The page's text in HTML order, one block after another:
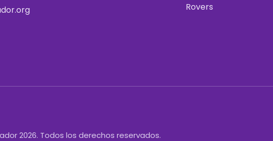
Rovers
2026. Todos los derechos reservados.